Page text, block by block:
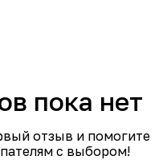
пока нет
отзыв и помогите
с выбором!